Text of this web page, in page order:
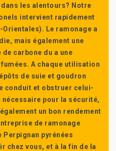
les alentours? Notre
intervient rapidement
Le ramonage a
mais également une
carbone du a une
A chaque utilisation
de suie et goudron
conduit et obstruer celui-
pour la sécurité,
un bon rendement
de ramonage
pyrénées
chez vous, et à la fin de la